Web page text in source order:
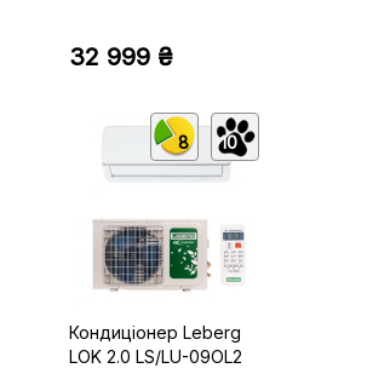
32 999 ₴
8 10
Кондиціонер Leberg
LOK 2.0 LS/LU-09OL2